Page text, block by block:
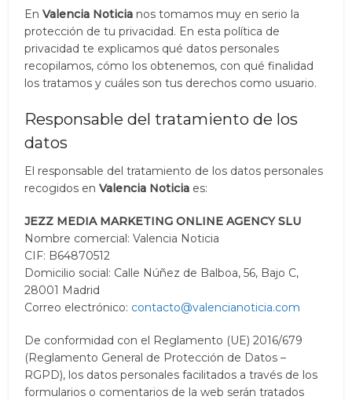
EnValencia Noticia nos tomamos muy en serio la
protección de tu privacidad. En esta política de
privacidad te explicamos qué datos personales
recopilamos, cómo los obtenemos, con qué finalidad
los tratamos y cuáles son tus derechos como usuario.
Responsable del tratamiento de los
datos
El responsable del tratamiento de los datos personales
recogidos enValencia Noticia es:
JEZZ MEDIA MARKETING ONLINE AGENCY SLU
Nombre comercial: Valencia Noticia
CIF: B64870512
Domicilio social: Calle Núñez de Balboa, 56, Bajo C,
28001 Madrid
Correo electrónico: contacto@valencianoticia.com
De conformidad con el Reglamento (UE) 2016/679
(Reglamento General de Protección de Datos –
RGPD), los datos personales facilitados a través de los
formularios o comentarios de la web serán tratados